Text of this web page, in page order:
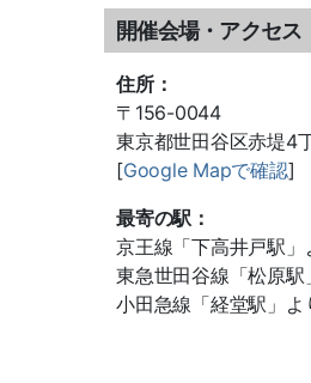
開催会場・アクセス
住所：
〒156-0044
東京都世田谷区赤堤4
[Google Mapで確認]
最寄の駅：
京王線「下高井戸駅」
東急世田谷線「松原
小田急線「経堂駅」よ